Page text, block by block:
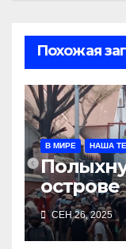
Похожая
В МИРЕ НАША
острове
СЕН 26, 2025